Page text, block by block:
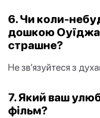
6. Чи коли-
дошкою
страшне?
Не зв’язуйтеся з
7. Який ваш
фільм?